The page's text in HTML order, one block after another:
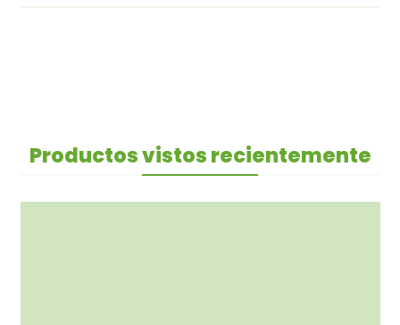
Productos vistos recientemente